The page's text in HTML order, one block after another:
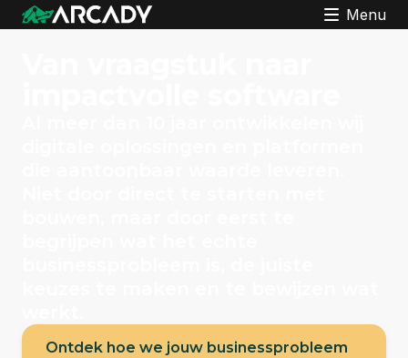
Menu
Ontdek hoe we jouw businessprobleem